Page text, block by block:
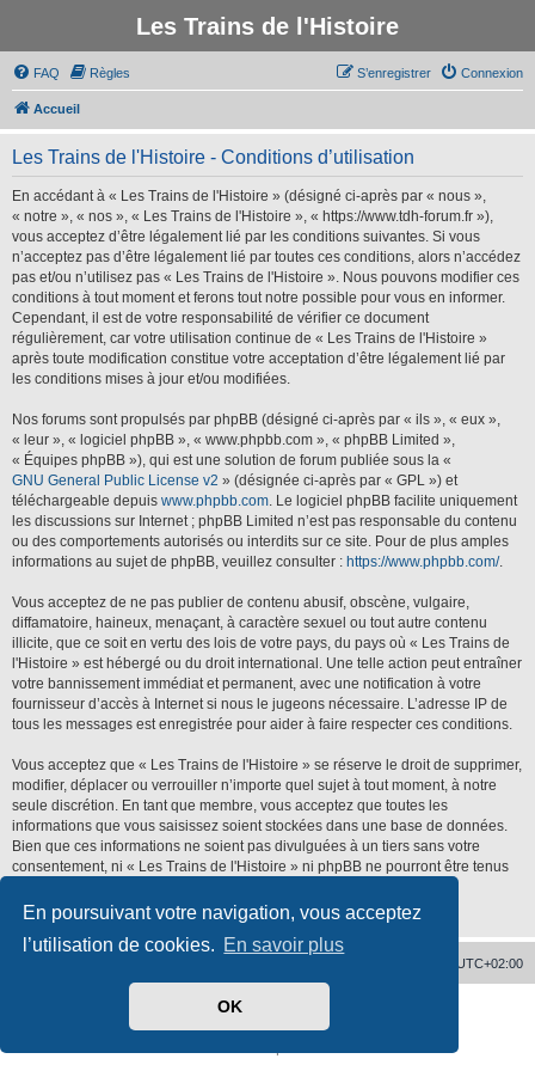
En poursuivant votre navigation, vous acceptez
l’utilisation de cookies. En savoir plus
OK
Les Trains de l'Histoire
FAQ Règles Connexion
S’enregistrer
Accueil
Les Trains de l'Histoire - Conditions d’utilisation
En accédant à « Les Trains de l'Histoire » (désigné ci-après par « nous »,
« notre », « nos », « Les Trains de l'Histoire », « https://www.tdh-forum.fr »),
vous acceptez d’être légalement lié par les conditions suivantes. Si vous
n’acceptez pas d’être légalement lié par toutes ces conditions, alors n’accédez
pas et/ou n’utilisez pas « Les Trains de l'Histoire ». Nous pouvons modifier ces
conditions à tout moment et ferons tout notre possible pour vous en informer.
Cependant, il est de votre responsabilité de vérifier ce document
régulièrement, car votre utilisation continue de « Les Trains de l'Histoire »
après toute modification constitue votre acceptation d’être légalement lié par
les conditions mises à jour et/ou modifiées.
Nos forums sont propulsés par phpBB (désigné ci-après par « ils », « eux »,
« leur », « logiciel phpBB », « www.phpbb.com », « phpBB Limited »,
« Équipes phpBB »), qui est une solution de forum publiée sous la «
GNU General Public License v2 » (désignée ci-après par « GPL ») et
téléchargeable depuis www.phpbb.com. Le logiciel phpBB facilite uniquement
les discussions sur Internet ; phpBB Limited n’est pas responsable du contenu
ou des comportements autorisés ou interdits sur ce site. Pour de plus amples
informations au sujet de phpBB, veuillez consulter : https://www.phpbb.com/.
Vous acceptez de ne pas publier de contenu abusif, obscène, vulgaire,
diffamatoire, haineux, menaçant, à caractère sexuel ou tout autre contenu
illicite, que ce soit en vertu des lois de votre pays, du pays où « Les Trains de
l'Histoire » est hébergé ou du droit international. Une telle action peut entraîner
votre bannissement immédiat et permanent, avec une notification à votre
fournisseur d’accès à Internet si nous le jugeons nécessaire. L’adresse IP de
tous les messages est enregistrée pour aider à faire respecter ces conditions.
Vous acceptez que « Les Trains de l'Histoire » se réserve le droit de supprimer,
modifier, déplacer ou verrouiller n’importe quel sujet à tout moment, à notre
seule discrétion. En tant que membre, vous acceptez que toutes les
informations que vous saisissez soient stockées dans une base de données.
Bien que ces informations ne soient pas divulguées à un tiers sans votre
consentement, ni « Les Trains de l'Histoire » ni phpBB ne pourront être tenus
compromission des données.
UTC+02:00
phpBB ® Forum Software © phpBB Limited
phpBB-fr.com